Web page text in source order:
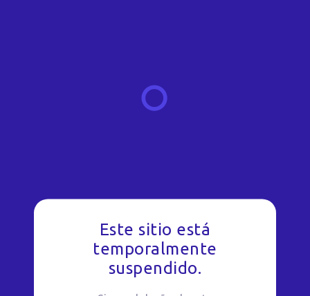
Este sitio está
temporalmente
suspendido.